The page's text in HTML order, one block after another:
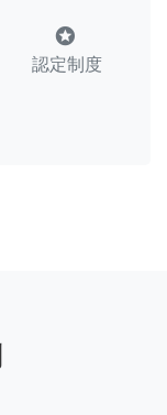
stars
認定制度